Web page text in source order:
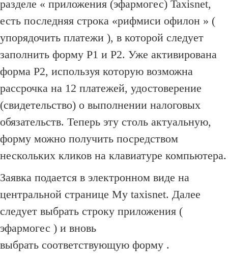
разделе « приложения (эфармогес) Taxisnet,
есть последняя строка «рифмиси офилон » (
упорядочить платежи ), в которой следует
заполнить форму P1 и P2. Уже активирована
форма Р2, используя которую возможна
рассрочка на 12 платежей, удостоверение
(свидетельство) о выполнении налоговых
обязательств. Теперь эту столь актуальную,
форму можно получить посредством
нескольких кликов на клавиатуре компьютера.
Заявка подается в электронном виде на
центральной странице My taxisnet. Далее
следует выбрать строку приложения (
эфармогес ) и вновь
выбрать соответствующую форму .